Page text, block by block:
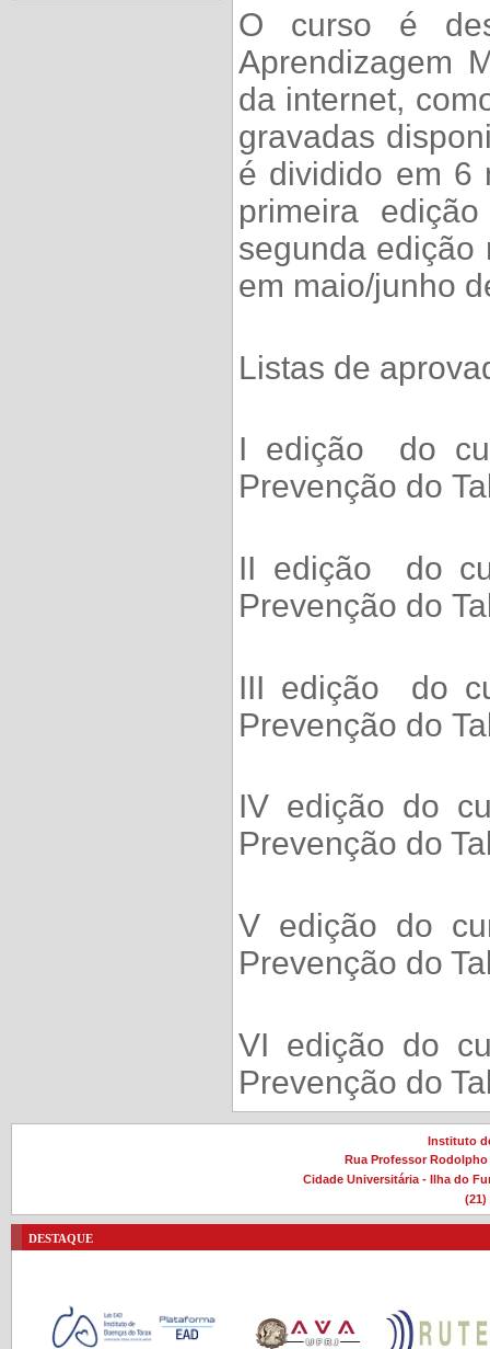
O curso é
Aprendizagem
da internet,
gravadas
é dividido em 6
primeira
segunda edição
em maio/junho
Listas de
I edição do
Prevenção do
II edição do
Prevenção do
III edição do
Prevenção do
IV edição do
Prevenção do
V edição do
Prevenção do
VI edição do
Prevenção do
Instituto
Rua Professor Rodolpho
Cidade Universitária - Ilha do
(21)
destaque